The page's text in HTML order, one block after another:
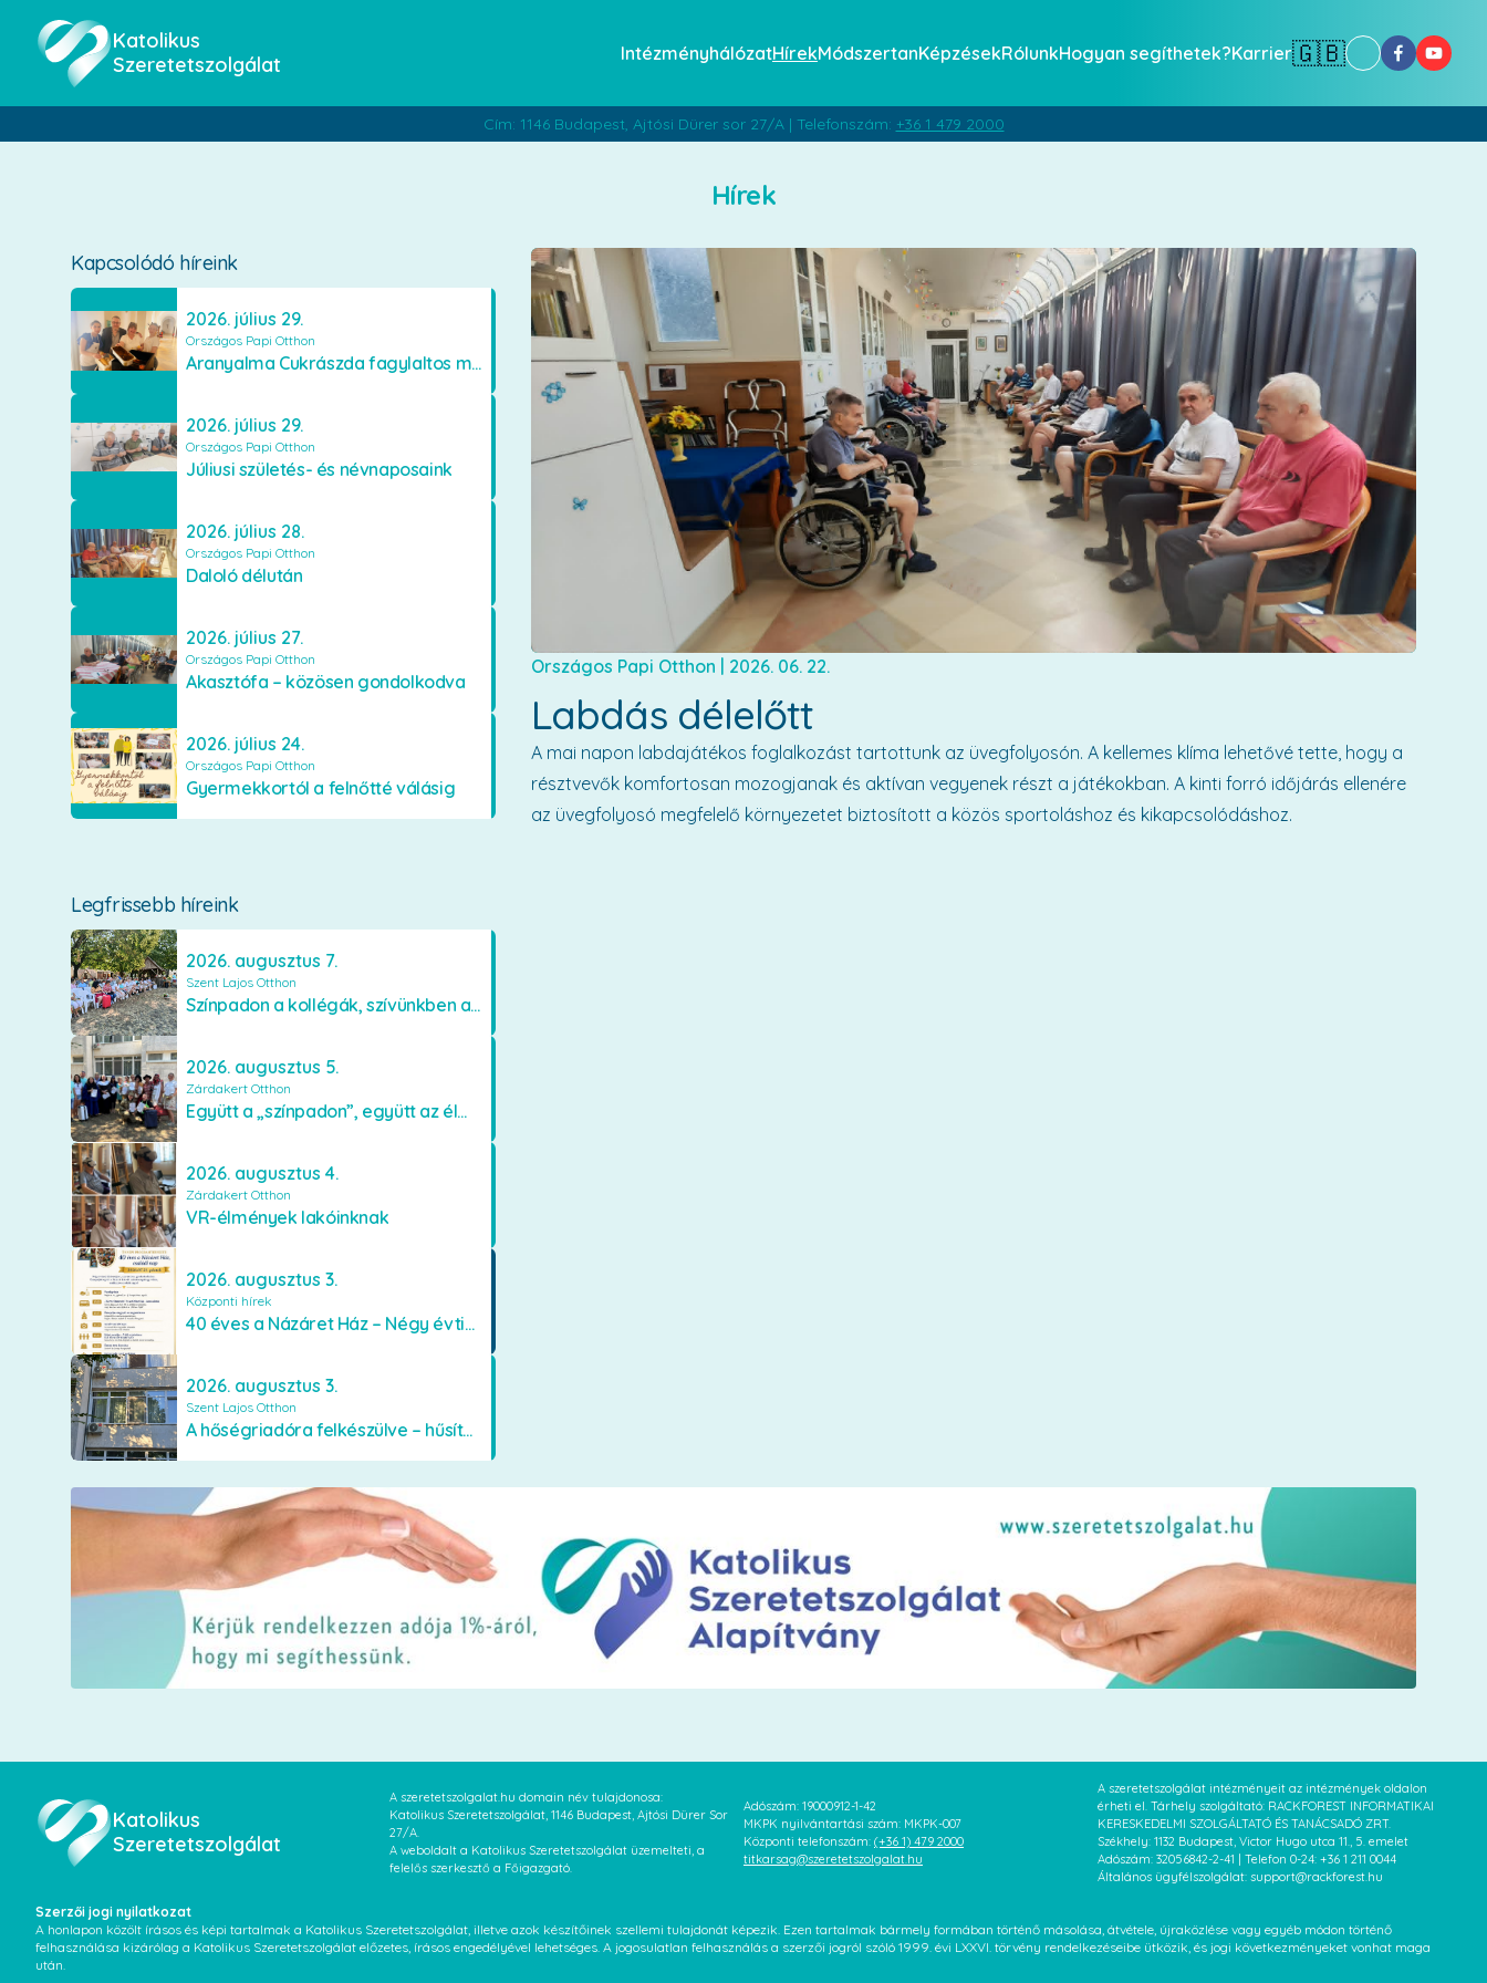
Katolikus
Szeretetszolgálat
IntézményhálózatHírekMódszertanKépzésekRólunkHogyan segíthetek?Karrier🇬🇧
Cím: 1146 Budapest, Ajtósi Dürer sor 27/A | Telefonszám: +36 1 479 2000
Hírek
Kapcsolódó híreink
2026. július 29.
Országos Papi Otthon
Aranyalma Cukrászda fagylaltos meglepetés
2026. július 29.
Országos Papi Otthon
Júliusi születés- és névnaposaink
2026. július 28.
Országos Papi Otthon
Daloló délután
2026. július 27.
Országos Papi Otthon
Akasztófa – közösen gondolkodva
2026. július 24.
Országos Papi Otthon
Gyermekkortól a felnőtté válásig
Legfrissebb híreink
2026. augusztus 7.
Szent Lajos Otthon
Színpadon a kollégák, szívünkben a lakók
2026. augusztus 5.
Zárdakert Otthon
Együtt a „színpadon”, együtt az élményekért 🎭✨
2026. augusztus 4.
Zárdakert Otthon
VR-élmények lakóinknak
2026. augusztus 3.
Központi hírek
40 éves a Názáret Ház – Négy évtized szeretetben és gondoskodásban
2026. augusztus 3.
Szent Lajos Otthon
A hőségriadóra felkészülve – hűsítő fejlesztések a Szent Lajos Otthonban
Országos Papi Otthon 2026. 06. 22.
Labdás délelőtt
A mai napon labdajátékos foglalkozást tartottunk az üvegfolyosón. A kellemes klíma lehetővé tette, hogy a
résztvevők komfortosan mozogjanak és aktívan vegyenek részt a játékokban. A kinti forró időjárás ellenére
az üvegfolyosó megfelelő környezetet biztosított a közös sportoláshoz és kikapcsolódáshoz.
Katolikus
Szeretetszolgálat
A szeretetszolgalat.hu domain név tulajdonosa:
Katolikus Szeretetszolgálat, 1146 Budapest, Ajtósi Dürer Sor
27/A.
A weboldalt a Katolikus Szeretetszolgálat üzemelteti, a
felelős szerkesztő a Főigazgató.
Adószám: 19000912-1-42
MKPK nyilvántartási szám: MKPK-007
Központi telefonszám: (+36 1) 479 2000
titkarsag@szeretetszolgalat.hu
A szeretetszolgálat intézményeit az intézmények oldalon
érheti el. Tárhely szolgáltató: RACKFOREST INFORMATIKAI
KERESKEDELMI SZOLGÁLTATÓ ÉS TANÁCSADÓ ZRT.
Székhely: 1132 Budapest, Victor Hugo utca 11., 5. emelet
Adószám: 32056842-2-41 | Telefon 0-24: +36 1 211 0044
Általános ügyfélszolgálat: support@rackforest.hu
Szerzői jogi nyilatkozat
A honlapon közölt írásos és képi tartalmak a Katolikus Szeretetszolgálat, illetve azok készítőinek szellemi tulajdonát képezik. Ezen tartalmak bármely formában történő másolása, átvétele, újraközlése vagy egyéb módon történő
felhasználása kizárólag a Katolikus Szeretetszolgálat előzetes, írásos engedélyével lehetséges. A jogosulatlan felhasználás a szerzői jogról szóló 1999. évi LXXVI. törvény rendelkezéseibe ütközik, és jogi következményeket vonhat maga
után.